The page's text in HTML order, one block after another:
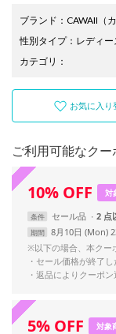
ブランド ： CAWAII （
性別タイプ： レディー
カテゴリ ：
お気に入り
ご利用可能なクー
10% OFF 対
条件 セール品 2 点
期間 8月10日 (Mon)
※以下の場合、本クー
・セール価格が終了
・返品によりクーポ
5% OFF 対象